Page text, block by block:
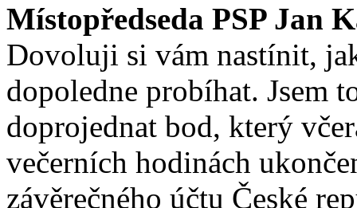
Místopředseda PSP Jan
Dovoluji si vám nastínit,
dopoledne probíhat. Jsem
doprojednat bod, který
večerních hodinách
závěrečného účtu České